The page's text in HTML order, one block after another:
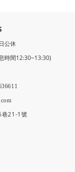
公休
時間12:30~13:30)
巷21-1號